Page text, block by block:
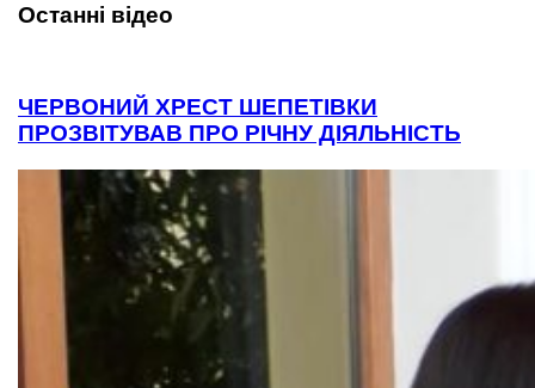
Останні відео
ЧЕРВОНИЙ ХРЕСТ ШЕПЕТІВКИ
ПРОЗВІТУВАВ ПРО РІЧНУ ДІЯЛЬНІСТЬ